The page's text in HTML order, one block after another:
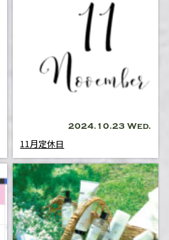
2024.10.23 Wed.
11月定休日